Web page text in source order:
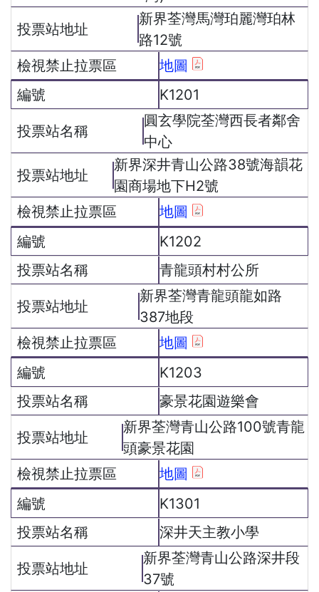
新界荃灣馬灣珀麗灣珀林
路12號
地圖
K1201
圓玄學院荃灣西長者鄰舍
中心
新界深井青山公路38號海韻花
園商場地下H2號
地圖
K1202
青龍頭村村公所
新界荃灣青龍頭龍如路
387地段
地圖
K1203
豪景花園遊樂會
新界荃灣青山公路100號青龍
頭豪景花園
地圖
K1301
深井天主教小學
新界荃灣青山公路深井段
37號